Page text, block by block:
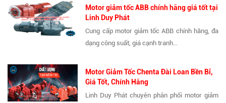
Motor giảm tốc ABB chính hãng giá tốt tại
Linh Duy Phát
Cung cấp motor giảm tốc ABB chính hãng, đa
dạng công suất, giá cạnh tranh...
Motor Giảm Tốc Chenta Đài Loan Bền Bỉ,
Giá Tốt, Chính Hãng
Linh Duy Phát chuyên phân phối motor giảm